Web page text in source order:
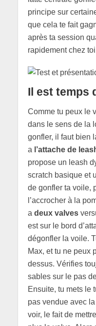
principe sur
que cela te fait
après ta session
rapidement chez
Il est temps
Comme tu peux le
dans le sens de la
gonfler, il faut bien
a l’attache de
propose un leash
scratch basique et
de gonfler ta voile,
l’accrocher à la
a deux valves
est sur le bord
dégonfler la voile.
Max, et tu ne peux
dessus. Vérifies
sables sur le pas
Ensuite, tu mets le
pas vendue avec
voir, le fait de